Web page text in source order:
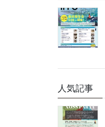
人気記事